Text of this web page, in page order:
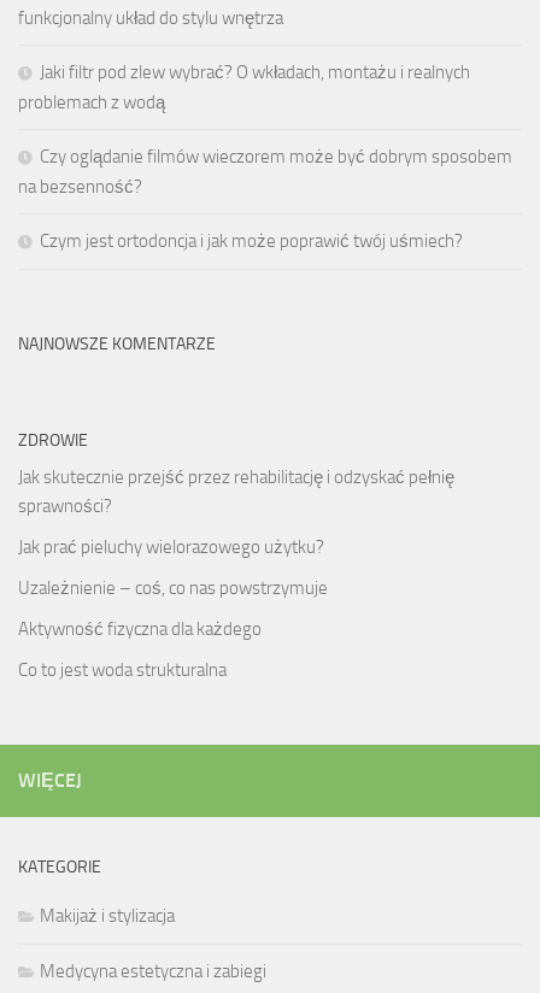
funkcjonalny układ do stylu wnętrza
Jaki filtr pod zlew wybrać? O wkładach, montażu i realnych
problemach z wodą
Czy oglądanie filmów wieczorem może być dobrym sposobem
na bezsenność?
Czym jest ortodoncja i jak może poprawić twój uśmiech?
NAJNOWSZE KOMENTARZE
ZDROWIE
Jak skutecznie przejść przez rehabilitację i odzyskać pełnię
sprawności?
Jak prać pieluchy wielorazowego użytku?
Uzależnienie – coś, co nas powstrzymuje
Aktywność fizyczna dla każdego
Co to jest woda strukturalna
WIĘCEJ
KATEGORIE
Makijaż i stylizacja
Medycyna estetyczna i zabiegi